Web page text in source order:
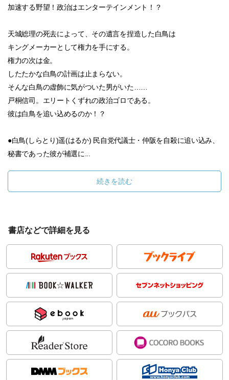
加速する野望！政治はエンターテインメント！？
天城総理の死去によって、その遺言を捏造した白鳥は
キングメーカーとして権力を手にする。
権力の次は金。
したたかな白鳥の計画は止まらない。
そんな白鳥の虚飾に気がついた男がいた……
戸桐信司。エリートくずれの政治ゴロである。
彼は白鳥を追い込めるのか！？
●白鳥(しらとり)遥(はるか) 民自党代議士・仲阪を自殺に追い込み、
秘書であった彼が補選に...
続きを読む
書店などで詳細を見る